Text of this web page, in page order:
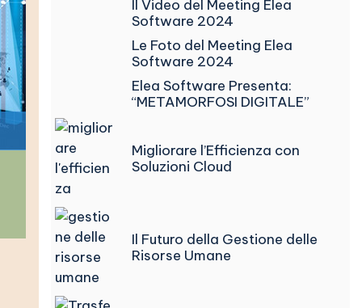
Il Video del Meeting Elea
Software 2024
Le Foto del Meeting Elea
Software 2024
Elea Software Presenta:
“METAMORFOSI DIGITALE”
Migliorare l’Efficienza con
Soluzioni Cloud
Il Futuro della Gestione delle
Risorse Umane